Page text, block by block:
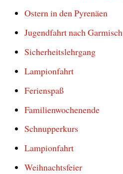
Ostern in den Pyrenäen
Jugendfahrt nach Garmisch
Sicherheitslehrgang
Lampionfahrt
Ferienspaß
Familienwochenende
Schnupperkurs
Lampionfahrt
Weihnachtsfeier